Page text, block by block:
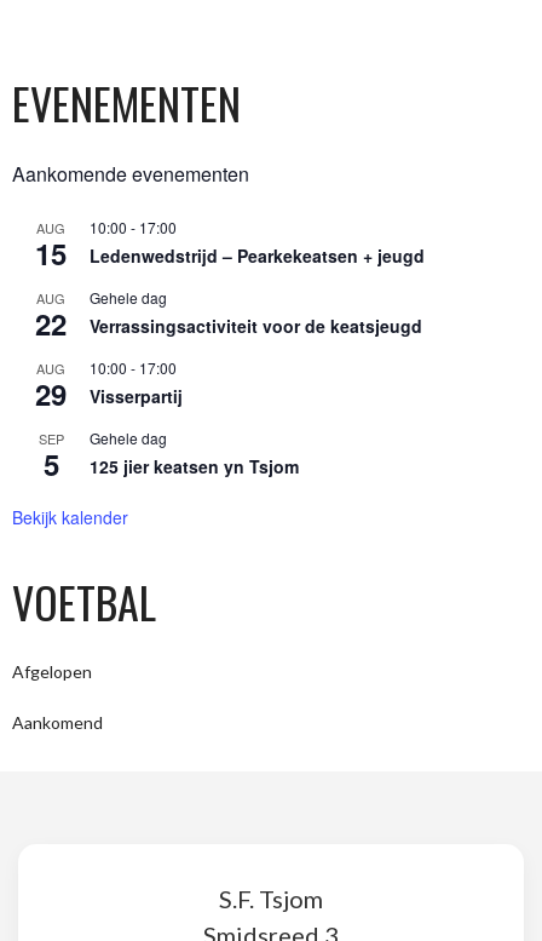
EVENEMENTEN
Aankomende evenementen
AUG
15
10:00 - 17:00
Ledenwedstrijd – Pearkekeatsen + jeugd
AUG
22
Gehele dag
Verrassingsactiviteit voor de keatsjeugd
AUG
29
10:00 - 17:00
Visserpartij
SEP
5
Gehele dag
125 jier keatsen yn Tsjom
Bekijk kalender
VOETBAL
Afgelopen
Aankomend
S.F. Tsjom
Smidsreed 3